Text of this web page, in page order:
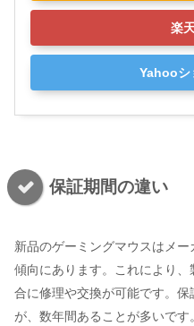
楽
Yahooシ
保証期間の違い
新品のゲーミングマウスはメ
傾向にあります。これにより
合に修理や交換が可能です。
が、数年間あることが多いです。